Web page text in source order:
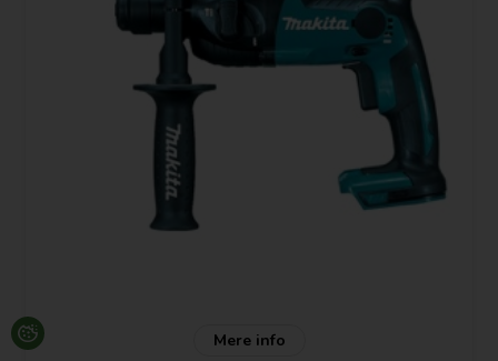
Mere info